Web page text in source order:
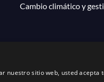
Cambio climático y
nuestro sitio web, usted acepta